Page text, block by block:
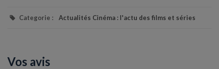
Categorie : Actualités Cinéma : l'actu des films et séries
Vos avis